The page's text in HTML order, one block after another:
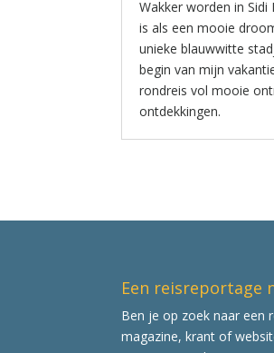
Wakker worden in Sidi
is als een mooie
unieke blauwwitte
begin van mijn
rondreis vol mooie
ontdekkingen.
Een reisreportage
Ben je op zoek naar een
magazine, krant of